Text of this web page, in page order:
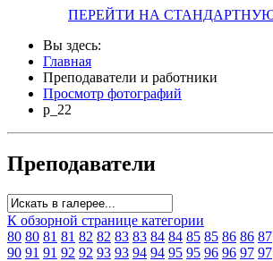
ПЕРЕЙТИ НА
Вы здесь:
Главная
Преподаватели и работники
Просмотр фотографий
p_22
Преподаватели
К обзорной странице категории
80 80 81 81 82 82 83 83 84 84 85 85 86 86 87
90 91 91 92 92 93 93 94 94 95 95 96 96 97 97